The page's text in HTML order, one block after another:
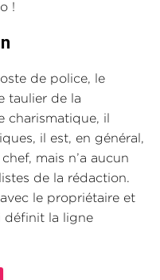
!
de police, le
taulier de la
charismatique, il
il est, en général,
mais n’a aucun
de la rédaction.
le propriétaire et
définit la ligne